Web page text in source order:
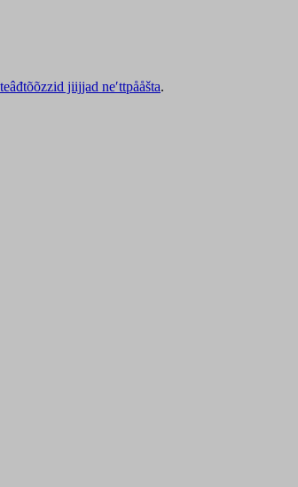
jiijjad neʹttpååšta.